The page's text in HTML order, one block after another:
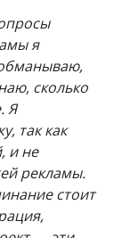
я
сколько
Я
так как
и не
рекламы.
стоит